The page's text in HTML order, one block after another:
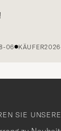
06 KÄUFER
SIE